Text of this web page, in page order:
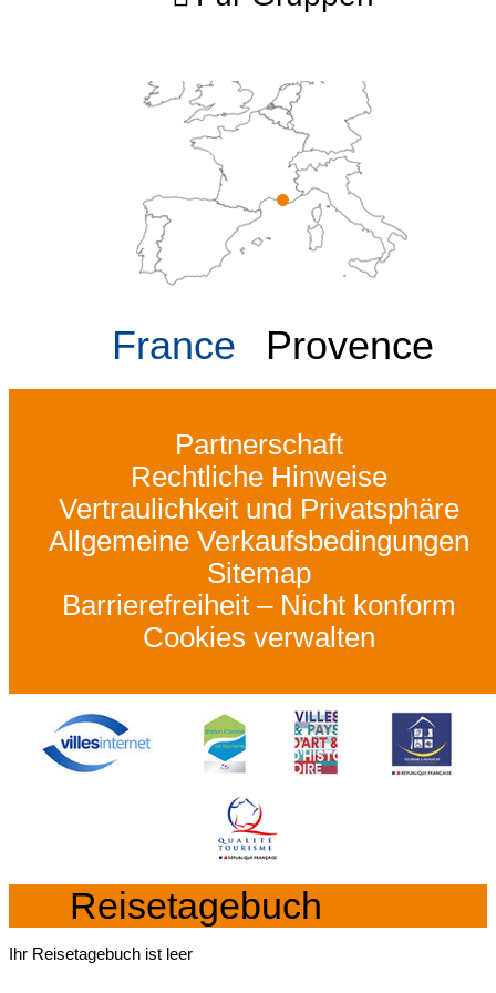
France Provence
Partnerschaft
Rechtliche Hinweise
Vertraulichkeit und Privatsphäre
Allgemeine Verkaufsbedingungen
Sitemap
Barrierefreiheit – Nicht konform
Cookies verwalten
Reisetagebuch
Ihr Reisetagebuch ist leer